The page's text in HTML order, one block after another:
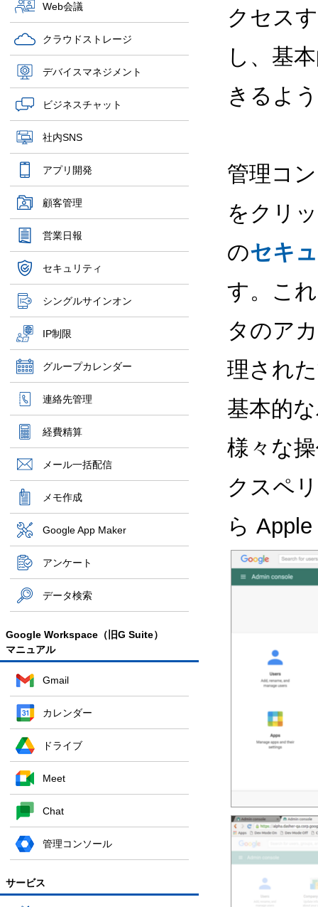
Web会議
クラウドストレージ
デバイスマネジメント
ビジネスチャット
社内SNS
アプリ開発
顧客管理
営業日報
セキュリティ
シングルサインオン
IP制限
グループカレンダー
連絡先管理
経費精算
メール一括配信
メモ作成
Google App Maker
アンケート
データ検索
Google Workspace（旧G Suite）
マニュアル
Gmail
カレンダー
ドライブ
Meet
Chat
管理コンソール
サービス
クセス
し、基
きるよ
管理コ
をクリ
のセキ
す。こ
タのア
理され
基本的
様々な
クスペ
ら